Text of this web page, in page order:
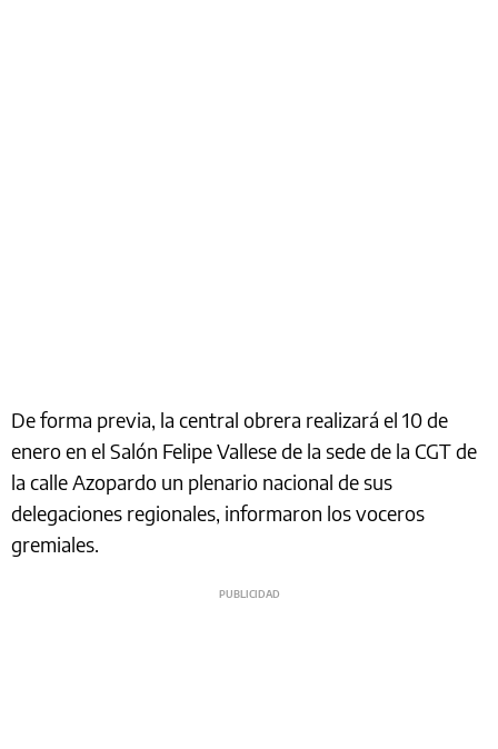
De forma previa, la central obrera realizará el 10 de
enero en el Salón Felipe Vallese de la sede de la CGT de
la calle Azopardo un plenario nacional de sus
delegaciones regionales, informaron los voceros
gremiales.